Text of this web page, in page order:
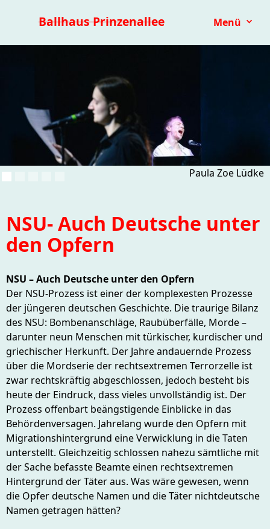
Ballhaus Prinzenallee Menü
Kinder- & Jugendtheater mit.mach.bühne
Paula Zoe Lüdke
NSU- Auch Deutsche unter
den Opfern
NSU – Auch Deutsche unter den Opfern
Der NSU-Prozess ist einer der komplexesten Prozesse
der jüngeren deutschen Geschichte. Die traurige Bilanz
des NSU: Bombenanschläge, Raubüberfälle, Morde –
darunter neun Menschen mit türkischer, kurdischer und
griechischer Herkunft. Der Jahre andauernde Prozess
über die Mordserie der rechtsextremen Terrorzelle ist
zwar rechtskräftig abgeschlossen, jedoch besteht bis
heute der Eindruck, dass vieles unvollständig ist. Der
Prozess offenbart beängstigende Einblicke in das
Behördenversagen. Jahrelang wurde den Opfern mit
Migrationshintergrund eine Verwicklung in die Taten
unterstellt. Gleichzeitig schlossen nahezu sämtliche mit
der Sache befasste Beamte einen rechtsextremen
Hintergrund der Täter aus. Was wäre gewesen, wenn
die Opfer deutsche Namen und die Täter nichtdeutsche
Namen getragen hätten?